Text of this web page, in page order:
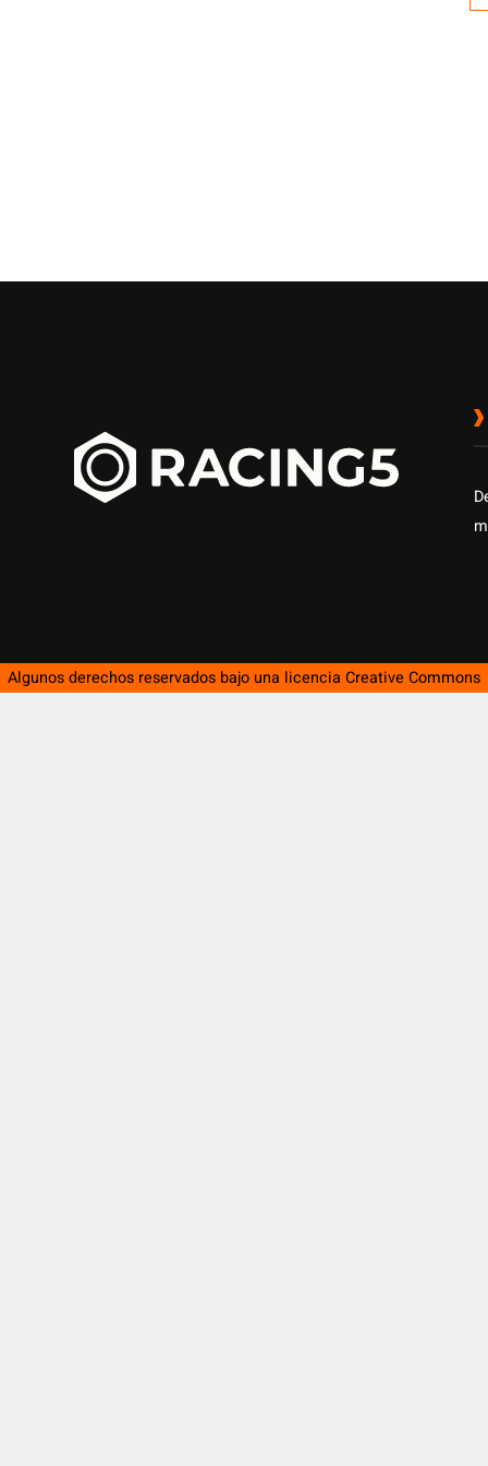
Algunos derechos reservados bajo una licencia Creative Commons